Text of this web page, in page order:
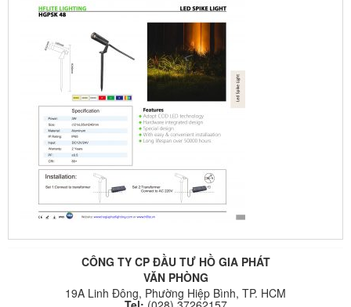
CÔNG TY CP ĐẦU TƯ HỒ GIA PHÁT
VĂN PHÒNG
19A Linh Đông, Phường Hiệp Bình, TP. HCM